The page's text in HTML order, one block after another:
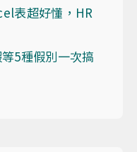
表超好懂，HR
5種假別一次搞